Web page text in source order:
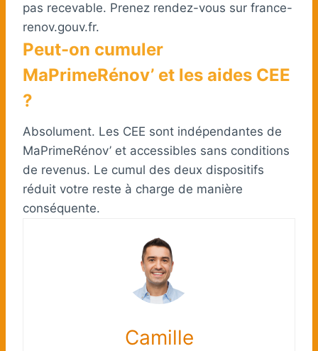
pas recevable. Prenez rendez-vous sur france-
renov.gouv.fr.
Peut-on cumuler
MaPrimeRénov’ et les aides CEE
?
Absolument. Les CEE sont indépendantes de
MaPrimeRénov’ et accessibles sans conditions
de revenus. Le cumul des deux dispositifs
réduit votre reste à charge de manière
conséquente.
Camille